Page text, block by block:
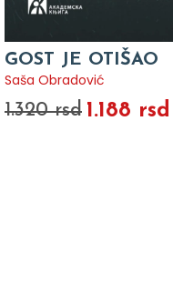
GOST JE OTIŠAO
Saša Obradović
1.320 rsd 1.188 rsd